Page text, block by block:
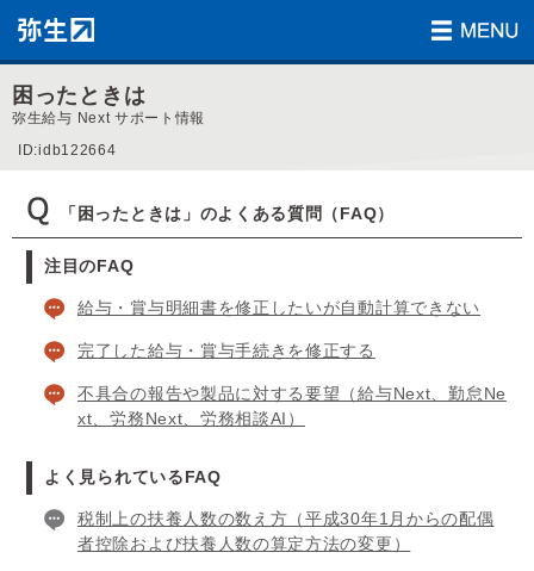
困ったときは
弥生給与 Next サポート情報
ID:idb122664
「困ったときは」のよくある質問（FAQ）
注目のFAQ
給与・賞与明細書を修正したいが自動計算できない
完了した給与・賞与手続きを修正する
不具合の報告や製品に対する要望（給与Next、勤怠Ne
xt、労務Next、労務相談AI）
よく見られているFAQ
税制上の扶養人数の数え方（平成30年1月からの配偶
者控除および扶養人数の算定方法の変更）